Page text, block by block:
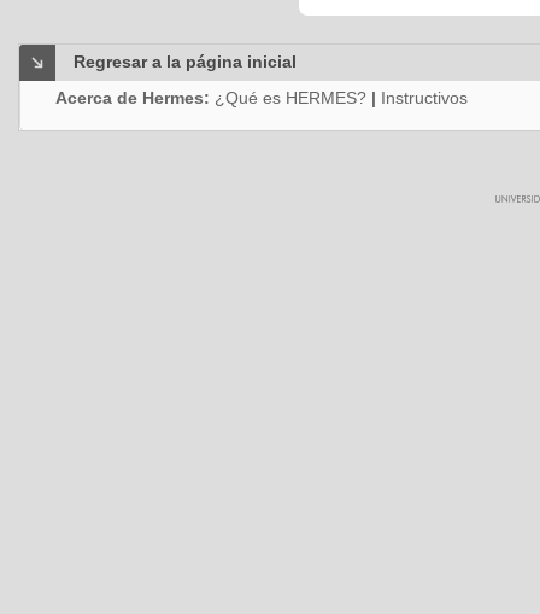
Regresar a la página inicial
Acerca de Hermes: ¿Qué es HERMES? | Instructivos